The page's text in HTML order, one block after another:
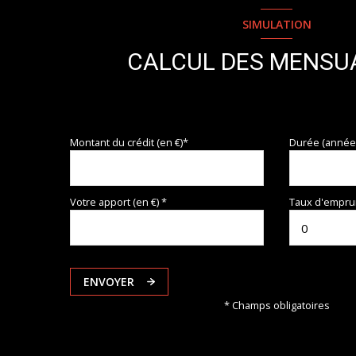
SIMULATION
CALCUL DES
Montant du crédit (en €)* Durée
Votre apport (en €) * Taux
ENVOYER
* Champs obligatoires